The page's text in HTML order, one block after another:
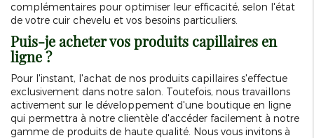
complémentaires pour optimiser leur efficacité, selon l'état
de votre cuir chevelu et vos besoins particuliers.
Puis-je acheter vos produits capillaires en
ligne ?
Pour l'instant, l'achat de nos produits capillaires s'effectue
exclusivement dans notre salon. Toutefois, nous travaillons
activement sur le développement d'une boutique en ligne
qui permettra à notre clientèle d'accéder facilement à notre
gamme de produits de haute qualité. Nous vous invitons à